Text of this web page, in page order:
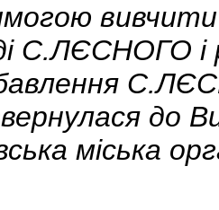
вивчити
С.ЛЄСНОГО і
до
міська